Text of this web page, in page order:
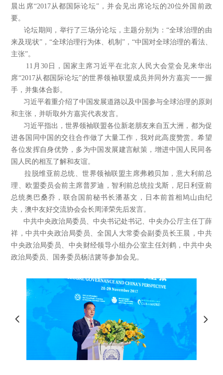
晨出席“2017从都国际论坛”，并会见出席论坛的20位外国前政
要。
论坛期间，举行了三场分论坛，主题分别为：“全球治理的由
来及现状”，“全球治理行为体、机制”，“中国对全球治理的看法、
主张”。
11月30日，国家主席习近平在北京人民大会堂会见来华出
席“2017从都国际论坛”的世界领袖联盟成员并同外方嘉宾一一握
手，并集体合影。
习近平着重介绍了中国发展道路以及中国参与全球治理的原则
和主张，并听取外方嘉宾代表发言。
习近平指出，世界领袖联盟各位新老朋友来自五大洲，都为促
进各国同中国的交往合作做了大量工作，我对此高度赞赏。希望
各位发挥自身优势，多为中国发展建言献策，增进中国人民同各
国人民的相互了解和友谊。
拉脱维亚前总统、世界领袖联盟主席弗赖贝加，意大利前总
理、欧盟委员会前主席普罗迪，智利前总统拉戈斯，尼日利亚前
总统奥巴桑乔，联合国前秘书长潘基文，日本前首相鸠山由纪
夫，澳中友好交流协会会长周泽荣先后发言。
中共中央政治局委员、中央书记处书记、中央办公厅主任丁薛
祥，中共中央政治局委员、全国人大常委会副委员长王晨，中共
中央政治局委员、中央财经领导小组办公室主任刘鹤，中共中央
政治局委员、国务委员杨洁篪等参加会见。